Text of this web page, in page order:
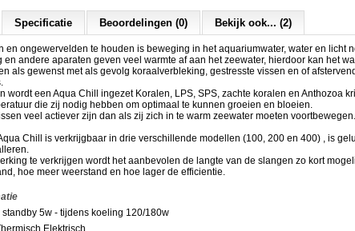
Specificatie Beoordelingen (0) Bekijk ook... (2)
en ongewervelden te houden is beweging in het aquariumwater, water en licht
en andere aparaten geven veel warmte af aan het zeewater, hierdoor kan het
als gewenst met als gevolg koraalverbleking, gestresste vissen en of
wordt een Aqua Chill ingezet Koralen, LPS, SPS, zachte koralen en Anthozoa
die zij nodig hebben om optimaal te kunnen groeien en bloeien.
veel actiever zijn dan als zij zich in te warm zeewater moeten voortbewegen.
Chill is verkrijgbaar in drie verschillende modellen (100, 200 en 400) , is
te verkrijgen wordt het aanbevolen de langte van de slangen zo kort
hoe meer weerstand en hoe lager de efficientie.
standby 5w - tijdens koeling 120/180w
Elektrisch